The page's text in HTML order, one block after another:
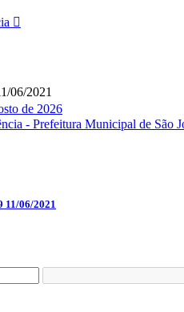
06/2021
de 2026
11/06/2021